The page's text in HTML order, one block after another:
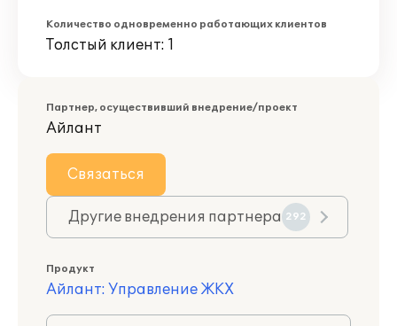
Количество одновременно работающих клиентов
Толстый клиент: 1
Партнер, осуществивший внедрение/проект
Айлант
Связаться
Другие внедрения партнера 292
Продукт
Айлант: Управление ЖКХ